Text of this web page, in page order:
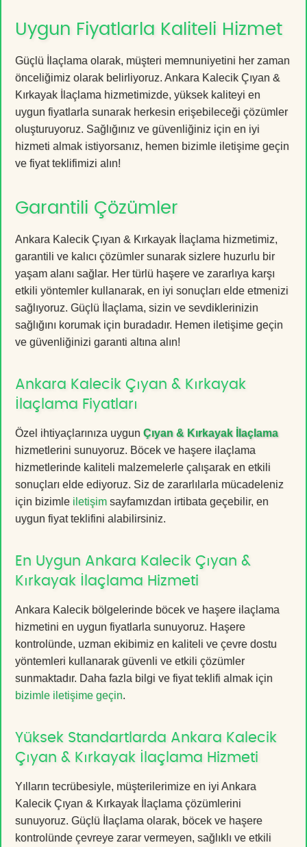
Uygun Fiyatlarla Kaliteli Hizmet
Güçlü İlaçlama olarak, müşteri memnuniyetini her zaman
önceliğimiz olarak belirliyoruz. Ankara Kalecik Çıyan &
Kırkayak İlaçlama hizmetimizde, yüksek kaliteyi en
uygun fiyatlarla sunarak herkesin erişebileceği çözümler
oluşturuyoruz. Sağlığınız ve güvenliğiniz için en iyi
hizmeti almak istiyorsanız, hemen bizimle iletişime geçin
ve fiyat teklifimizi alın!
Garantili Çözümler
Ankara Kalecik Çıyan & Kırkayak İlaçlama hizmetimiz,
garantili ve kalıcı çözümler sunarak sizlere huzurlu bir
yaşam alanı sağlar. Her türlü haşere ve zararlıya karşı
etkili yöntemler kullanarak, en iyi sonuçları elde etmenizi
sağlıyoruz. Güçlü İlaçlama, sizin ve sevdiklerinizin
sağlığını korumak için buradadır. Hemen iletişime geçin
ve güvenliğinizi garanti altına alın!
Ankara Kalecik Çıyan & Kırkayak
İlaçlama Fiyatları
Özel ihtiyaçlarınıza uygun Çıyan & Kırkayak İlaçlama
hizmetlerini sunuyoruz. Böcek ve haşere ilaçlama
hizmetlerinde kaliteli malzemelerle çalışarak en etkili
sonuçları elde ediyoruz. Siz de zararlılarla mücadeleniz
için bizimle iletişim sayfamızdan irtibata geçebilir, en
uygun fiyat teklifini alabilirsiniz.
En Uygun Ankara Kalecik Çıyan &
Kırkayak İlaçlama Hizmeti
Ankara Kalecik bölgelerinde böcek ve haşere ilaçlama
hizmetini en uygun fiyatlarla sunuyoruz. Haşere
kontrolünde, uzman ekibimiz en kaliteli ve çevre dostu
yöntemleri kullanarak güvenli ve etkili çözümler
sunmaktadır. Daha fazla bilgi ve fiyat teklifi almak için
bizimle iletişime geçin.
Yüksek Standartlarda Ankara Kalecik
Çıyan & Kırkayak İlaçlama Hizmeti
Yılların tecrübesiyle, müşterilerimize en iyi Ankara
Kalecik Çıyan & Kırkayak İlaçlama çözümlerini
sunuyoruz. Güçlü İlaçlama olarak, böcek ve haşere
kontrolünde çevreye zarar vermeyen, sağlıklı ve etkili